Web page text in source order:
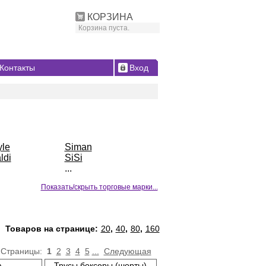
КОРЗИНА
Корзина пуста.
Контакты Вход
Siman
SiSi
...
Показать/скрыть торговые марки...
Товаров на странице: 20, 40, 80, 160
Страницы: 1 2 3 4 5 Следующая